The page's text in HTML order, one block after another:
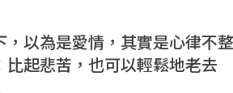
，以為是愛情，其實是心律不
比起悲苦，也可以輕鬆地老去
面對超高齡社會的浪潮，
向「健康照護」的新時代
2025年，就到良醫生活祭
康新生活」，從講座、體